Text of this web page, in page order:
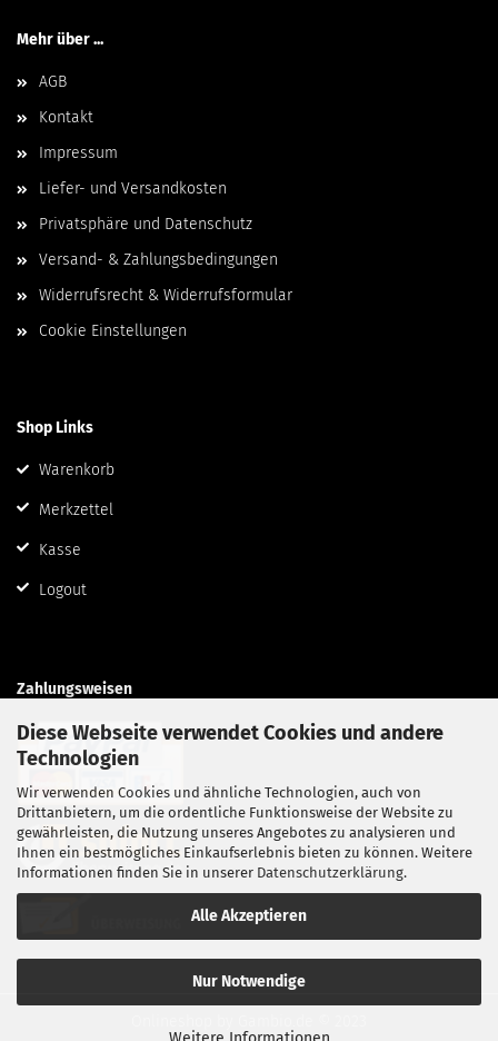
Diese Webseite verwendet Cookies und andere
Technologien
Wir verwenden Cookies und ähnliche Technologien, auch von
Drittanbietern, um die ordentliche Funktionsweise der Website zu
gewährleisten, die Nutzung unseres Angebotes zu analysieren und
Ihnen ein bestmögliches Einkaufserlebnis bieten zu können. Weitere
Informationen finden Sie in unserer Datenschutzerklärung.
Alle Akzeptieren
Nur Notwendige
Mehr über ...
AGB
Kontakt
Impressum
Liefer- und Versandkosten
Privatsphäre und Datenschutz
Versand- & Zahlungsbedingungen
Widerrufsrecht & Widerrufsformular
Cookie Einstellungen
Shop Links
Warenkorb
Merkzettel
Kasse
Logout
Zahlungsweisen